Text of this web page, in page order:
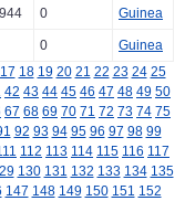
0 Guinea
0
Guinea
17 18 19 20 21 22 23 24 25
42 43 44 45 46 47 48 49 50
67 68 69 70 71 72 73 74 75
92 93 94 95 96 97 98 99
112 113 114 115 116 117
130 131 132 133 134 135
147 148 149 150 151 152